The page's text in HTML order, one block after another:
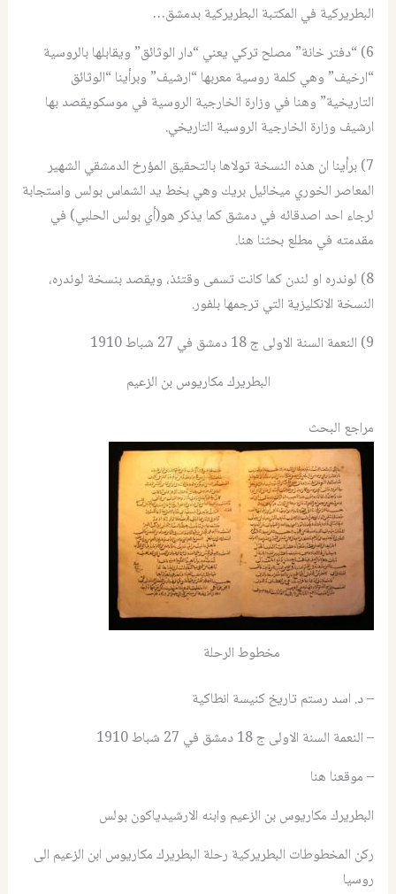
البطريركية في المكتبة البطريركية بدمشق…
6) “دفتر خانة” مصلح تركي يعني “دار الوثائق” ويقابلها بالروسية
“ارخيف” وهي كلمة روسية معربها “ارشيف” وبرأينا “الوثائق
التاريخية” وهنا في وزارة الخارجية الروسية في موسكويقصد بها
ارشيف وزارة الخارجية الروسية التاريخي.
7) برأينا ان هذه النسخة تولاها بالتحقيق المؤرخ الدمشقي الشهير
المعاصر الخوري ميخائيل بريك وهي بخط يد الشماس بولس واستجابة
لرجاء احد اصدقائه في دمشق كما يذكر هو(أي بولس الحلبي) في
مقدمته في مطلع بحثنا هنا.
8) لوندره او لندن كما كانت تسمى وقتئذ، ويقصد بنسخة لوندره،
النسخة الانكليزية التي ترجمها بلفور.
9) النعمة السنة الاولى ج 18 دمشق في 27 شباط 1910
البطريرك مكاريوس بن الزعيم
مراجع البحث
مخطوط الرحلة
– د. اسد رستم تاريخ كنيسة انطاكية
– النعمة السنة الاولى ج 18 دمشق في 27 شباط 1910
– موقعنا هنا
البطريرك مكاريوس بن الزعيم وابنه الارشيدياكون بولس
ركن المخطوطات البطريركية رحلة البطريرك مكاريوس ابن الزعيم الى
روسيا